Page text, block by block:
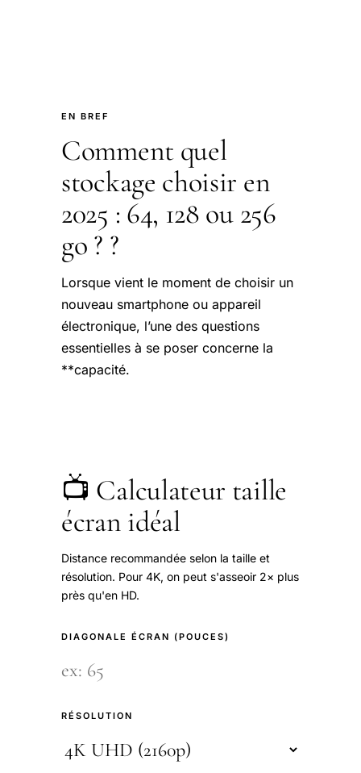
EN BREF
Comment quel
stockage choisir en
2025 : 64, 128 ou 256
go ? ?
Lorsque vient le moment de choisir un
nouveau smartphone ou appareil
électronique, l’une des questions
essentielles à se poser concerne la
**capacité.
📺 Calculateur taille
écran idéal
Distance recommandée selon la taille et
résolution. Pour 4K, on peut s'asseoir 2× plus
près qu'en HD.
DIAGONALE ÉCRAN (POUCES)
RÉSOLUTION